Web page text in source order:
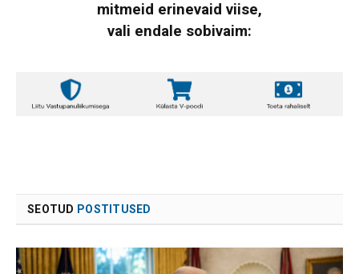
mitmeid erinevaid viise,
vali endale sobivaim:
SEOTUD POSTITUSED